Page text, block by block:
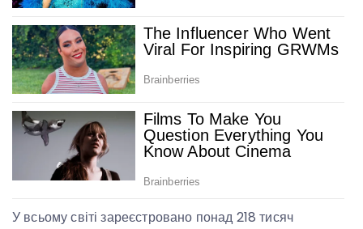
У всьому світі зареєстровано понад 218 тисяч